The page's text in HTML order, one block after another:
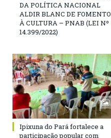
DA POLÍTICA NACIONAL
ALDIR BLANC DE FOMENTO
À CULTURA – PNAB (LEI Nº
14.399/2022)
Ipixuna do Pará fortalece a
participação popular com